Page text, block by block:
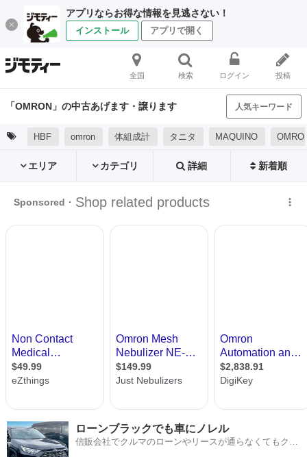
アプリならお得な情報を見逃さない！
インストール アプリで開く
全国 検索 ログイン 投稿
「OMRON」の中古あげます・譲ります 人気キーワード
HBF omron 体組成計 タニタ MAQUINO
エリア カテゴリ 詳細 新着順
ローンブラックでも車にノレル
信販会社でクルマのローンやリースが通らなくてもクル